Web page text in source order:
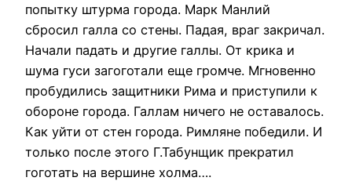
попытку штурма города. Марк Манлий
сбросил галла со стены. Падая, враг закричал.
Начали падать и другие галлы. От крика и
шума гуси загоготали еще громче. Мгновенно
пробудились защитники Рима и приступили к
обороне города. Галлам ничего не оставалось.
Как уйти от стен города. Римляне победили. И
только после этого Г.Табунщик прекратил
гоготать на вершине холма….